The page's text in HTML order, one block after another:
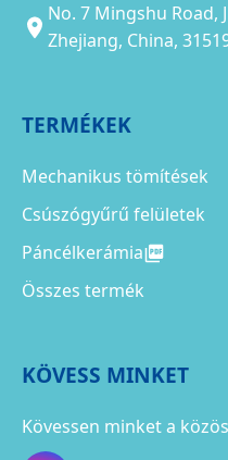
No. 7 Mingshu Road,
Zhejiang, China,
TERMÉKEK
Mechanikus tömítések
Csúszógyűrű felületek
Páncélkerámia
Összes termék
KÖVESS MINKET
Kövessen minket a